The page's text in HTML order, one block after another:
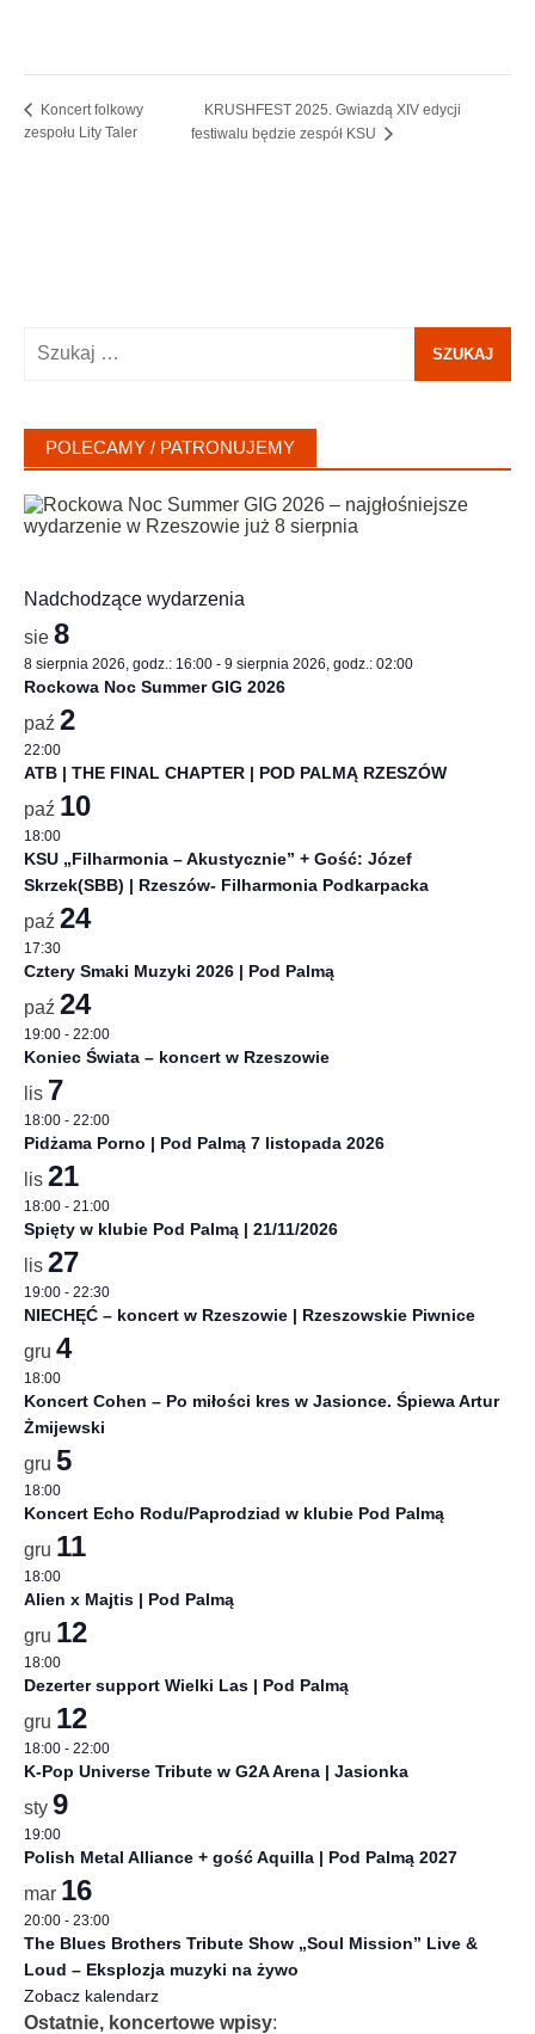
Koncert folkowy
zespołu Lity Taler
KRUSHFEST 2025. Gwiazdą XIV edycji
festiwalu będzie zespół KSU
POLECAMY / PATRONUJEMY
Nadchodzące wydarzenia
sie 8
8 sierpnia 2026, godz.: 16:00 - 9 sierpnia 2026, godz.: 02:00
Rockowa Noc Summer GIG 2026
paź 2
22:00
ATB | THE FINAL CHAPTER | POD PALMĄ RZESZÓW
paź 10
18:00
KSU „Filharmonia – Akustycznie” + Gość: Józef
Skrzek(SBB) | Rzeszów- Filharmonia Podkarpacka
paź 24
17:30
Cztery Smaki Muzyki 2026 | Pod Palmą
paź 24
19:00 - 22:00
Koniec Świata – koncert w Rzeszowie
lis 7
18:00 - 22:00
Pidżama Porno | Pod Palmą 7 listopada 2026
lis 21
18:00 - 21:00
Spięty w klubie Pod Palmą | 21/11/2026
lis 27
19:00 - 22:30
NIECHĘĆ – koncert w Rzeszowie | Rzeszowskie Piwnice
gru 4
18:00
Koncert Cohen – Po miłości kres w Jasionce. Śpiewa Artur
Żmijewski
gru 5
18:00
Koncert Echo Rodu/Paprodziad w klubie Pod Palmą
gru 11
18:00
Alien x Majtis | Pod Palmą
gru 12
18:00
Dezerter support Wielki Las | Pod Palmą
gru 12
18:00 - 22:00
K-Pop Universe Tribute w G2A Arena | Jasionka
sty 9
19:00
Polish Metal Alliance + gość Aquilla | Pod Palmą 2027
mar 16
20:00 - 23:00
The Blues Brothers Tribute Show „Soul Mission” Live &
Loud – Eksplozja muzyki na żywo
Zobacz kalendarz
Ostatnie, koncertowe wpisy: